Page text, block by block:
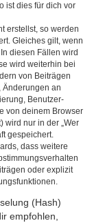
ist dies für dich vor
erstellst, so werden
Gleiches gilt, wenn
diesen Fällen wird
wird weiterhin bei
von Beiträgen
Änderungen an
Benutzer-
von deinem Browser
wird nur in der „Wer
gespeichert.
dass weitere
oder explizit
(Hash)
empfohlen,